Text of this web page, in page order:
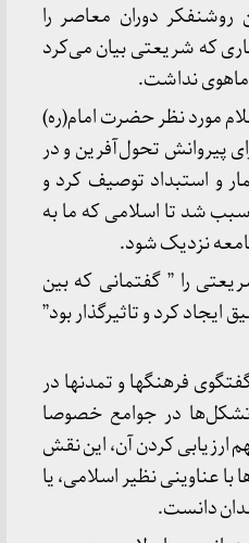
دوران معاصر را
که شریعتی بیان می‌کرد
ماهوی نداشت.
مورد نظر حضرت امام(ره)
پیروانش تحول‌آفرین و در
و استبداد توصیف کرد و
شد تا اسلامی که ما به
نزدیک شود.
را ” گفتمانی که بین
ایجاد کرد و تاثیرگذار بود”
فرهنگها و تمدنها در
در جوامع خصوصا
ارزیابی کردن آن، این نقش
عناوینی نظیر اسلامی، یا
دانست.